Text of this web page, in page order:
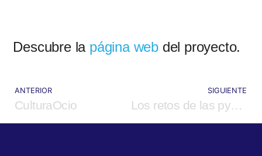
Descubre la página web del proyecto.
ANTERIOR
CulturaOcio
SIGUIENTE
Los retos de las pymes en España